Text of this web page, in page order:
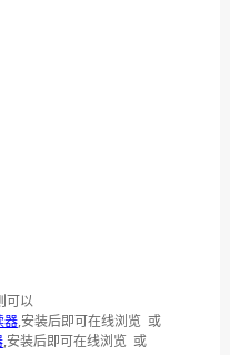
可以
器,安装后即可在线浏览 或
,安装后即可在线浏览 或